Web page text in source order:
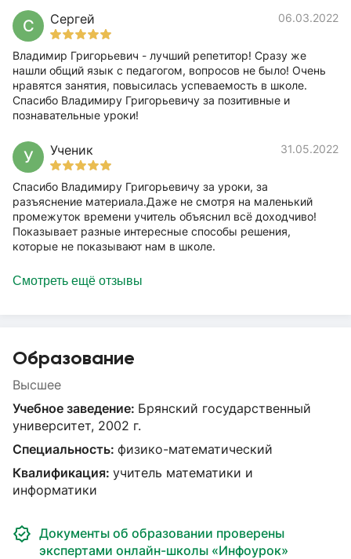
С Сергей 06.03.2022
Владимир Григорьевич - лучший репетитор! Сразу же
нашли общий язык с педагогом, вопросов не было! Очень
нравятся занятия, повысилась успеваемость в школе.
Спасибо Владимиру Григорьевичу за позитивные и
познавательные уроки!
У Ученик 31.05.2022
Спасибо Владимиру Григорьевичу за уроки, за
разъяснение материала.Даже не смотря на маленький
промежуток времени учитель объяснил всё доходчиво!
Показывает разные интересные способы решения,
которые не показывают нам в школе.
Смотреть ещё отзывы
Образование
Высшее
Учебное заведение: Брянский государственный
университет, 2002 г.
Специальность: физико-математический
Квалификация: учитель математики и
информатики
Документы об образовании проверены
экспертами онлайн-школы «Инфоурок»